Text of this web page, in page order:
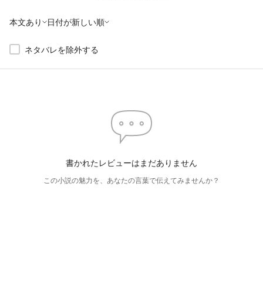
本文あり 日付が新しい順
ネタバレを除外する
書かれたレビューはまだありません
この小説の魅力を、あなたの言葉で伝えてみませんか？